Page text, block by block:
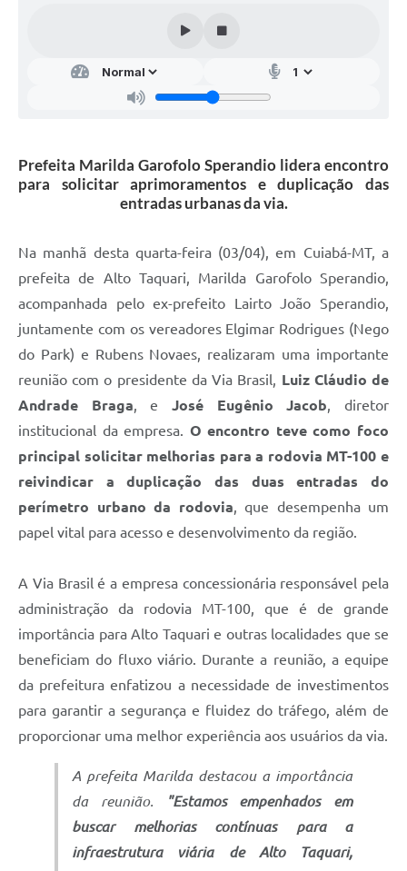
Prefeita Marilda Garofolo Sperandio lidera encontro
para solicitar aprimoramentos e duplicação das
entradas urbanas da via.
Na manhã desta quarta-feira (03/04), em Cuiabá-MT, a
prefeita de Alto Taquari, Marilda Garofolo Sperandio,
acompanhada pelo ex-prefeito Lairto João Sperandio,
juntamente com os vereadores Elgimar Rodrigues (Nego
do Park) e Rubens Novaes, realizaram uma importante
reunião com o presidente da Via Brasil, Luiz Cláudio de
Andrade Braga , e José Eugênio Jacob , diretor
institucional da empresa. O encontro teve como foco
principal solicitar melhorias para a rodovia MT-100 e
reivindicar a duplicação das duas entradas do
perímetro urbano da rodovia , que desempenha um
papel vital para acesso e desenvolvimento da região.
A Via Brasil é a empresa concessionária responsável pela
administração da rodovia MT-100, que é de grande
importância para Alto Taquari e outras localidades que se
beneficiam do fluxo viário. Durante a reunião, a equipe
da prefeitura enfatizou a necessidade de investimentos
para garantir a segurança e fluidez do tráfego, além de
proporcionar uma melhor experiência aos usuários da via.
A prefeita Marilda destacou a importância
da reunião.
"Estamos empenhados em
buscar melhorias contínuas para a
infraestrutura viária de Alto Taquari,